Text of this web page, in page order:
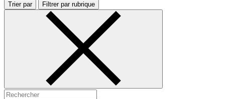
Trier par Filtrer par rubrique